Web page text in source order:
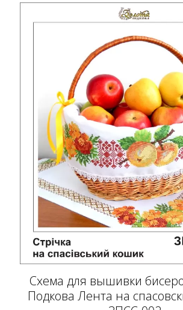
Схема для вышивки
Подкова Лента на